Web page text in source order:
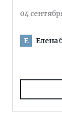
04
Е Елена